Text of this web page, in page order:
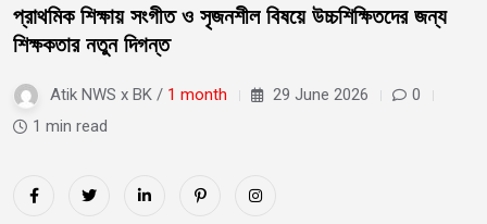
প্রাথমিক শিক্ষায় সংগীত ও সৃজনশীল বিষয়ে উচ্চশিক্ষিতদের জন্য
শিক্ষকতার নতুন দিগন্ত
Atik NWS x BK / 1 month 29 June 2026
0
1 min read